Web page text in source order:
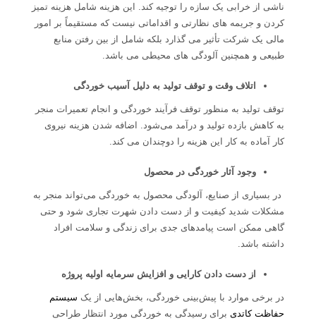
ناشی از خرابی یک سازه را توجیه کند. این هزینه شامل هزینه تمیز
کردن و جریمه های نظارتی و اقداماتی نیست که مستقیماً بر امور
مالی یک شرکت تأثیر می گذارد بلکه شامل از بین رفتن منابع
طبیعی و همچنین آلودگی های محیطی می باشد.
اتلاف وقت و توقف تولید به دلیل آسیب خوردگی
توقف تولید به منظور توقف فرآیند خوردگی و انجام تعمیرات منجر
به کاهش بازده تولید و درآمد می‌شود. اضافه شدن هزینه نیروی
کار آماده به کار این هزینه را دوچندان می کند.
وجود آثار خوردگی در محصول
در بسیاری از صنایع، آلودگی محصول به خوردگی می‌تواند منجر به
مشکلات شدید کیفیت و از دست دادن شهرت تجاری شود و حتی
گاهی ممکن است پیامدهای جدی برای زندگی و سلامت افراد
داشته باشد.
از دست دادن کارایی و افزایش سرمایه اولیه پروژه
در برخی موارد با پیش‌بینی خوردگی، بخش‌هایی از یک سیستم
حفاظت کاتدی برای رسیدگی به خوردگی مورد انتظار طراحی